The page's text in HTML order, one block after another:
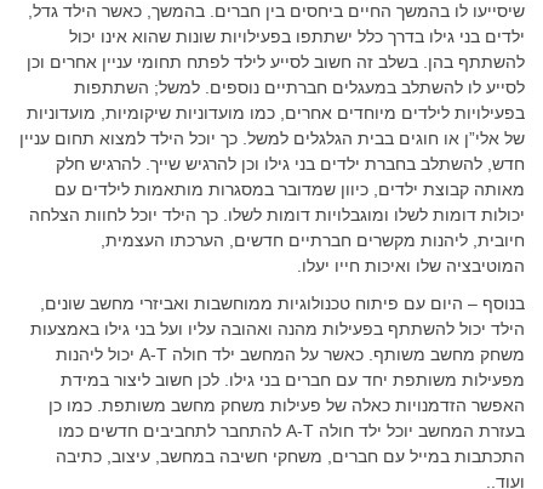
שיסייעו לו בהמשך החיים ביחסים בין חברים. בהמשך, כאשר הילד גדל,
ילדים בני גילו בדרך כלל ישתתפו בפעילויות שונות שהוא אינו יכול
להשתתף בהן. בשלב זה חשוב לסייע לילד לפתח תחומי עניין אחרים וכן
לסייע לו להשתלב במעגלים חברתיים נוספים. למשל; השתתפות
בפעילויות לילדים מיוחדים אחרים, כמו מועדוניות שיקומיות, מועדוניות
של אלי”ן או חוגים בבית הגלגלים למשל. כך יוכל הילד למצוא תחום עניין
חדש, להשתלב בחברת ילדים בני גילו וכן להרגיש שייך. להרגיש חלק
מאותה קבוצת ילדים, כיוון שמדובר במסגרות מותאמות לילדים עם
יכולות דומות לשלו ומוגבלויות דומות לשלו. כך הילד יוכל לחוות הצלחה
חיובית, ליהנות מקשרים חברתיים חדשים, הערכתו העצמית,
המוטיבציה שלו ואיכות חייו יעלו.
בנוסף – היום עם פיתוח טכנולוגיות ממוחשבות ואביזרי מחשב שונים,
הילד יכול להשתתף בפעילות מהנה ואהובה עליו ועל בני גילו באמצעות
משחק מחשב משותף. כאשר על המחשב ילד חולה A-T יכול ליהנות
מפעילות משותפת יחד עם חברים בני גילו. לכן חשוב ליצור במידת
האפשר הזדמנויות כאלה של פעילות משחק מחשב משותפת. כמו כן
בעזרת המחשב יוכל ילד חולה A-T להתחבר לתחביבים חדשים כמו
התכתבות במייל עם חברים, משחקי חשיבה במחשב, עיצוב, כתיבה
ועוד..